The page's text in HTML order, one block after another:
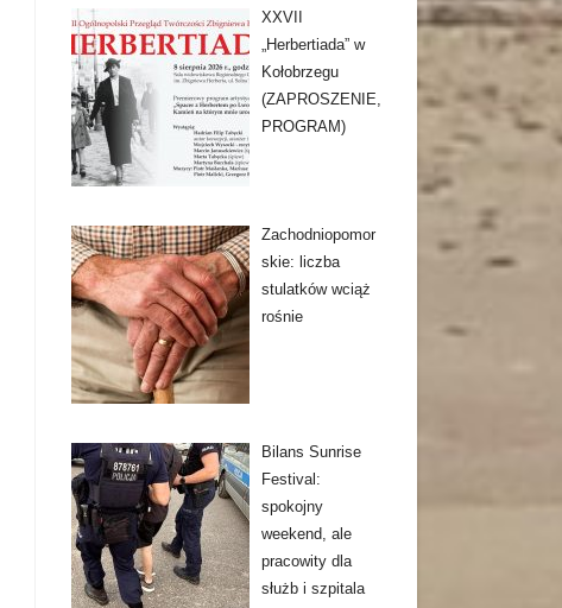
XXVII
„Herbertiada” w
Kołobrzegu
(ZAPROSZENIE,
PROGRAM)
Zachodniopomor
skie: liczba
stulatków wciąż
rośnie
Bilans Sunrise
Festival:
spokojny
weekend, ale
pracowity dla
służb i szpitala